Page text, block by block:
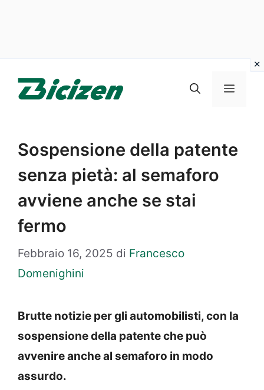
Menu
Sospensione della patente
senza pietà: al semaforo
avviene anche se stai
fermo
Febbraio 16, 2025 di Francesco
Domenighini
Brutte notizie per gli automobilisti, con la
sospensione della patente che può
avvenire anche al semaforo in modo
assurdo.